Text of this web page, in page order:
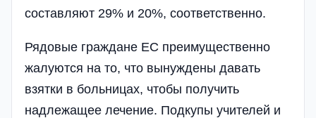
составляют 29% и 20%, соответственно.
Рядовые граждане ЕС преимущественно
жалуются на то, что вынуждены давать
взятки в больницах, чтобы получить
надлежащее лечение. Подкупы учителей и